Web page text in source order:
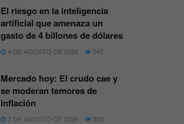
El riesgo en la inteligencia
artificial que amenaza un
gasto de 4 billones de dólares
4 DE AGOSTO DE 2026 545
Mercado hoy: El crudo cae y
se moderan temores de
inflación
3 DE AGOSTO DE 2026 555